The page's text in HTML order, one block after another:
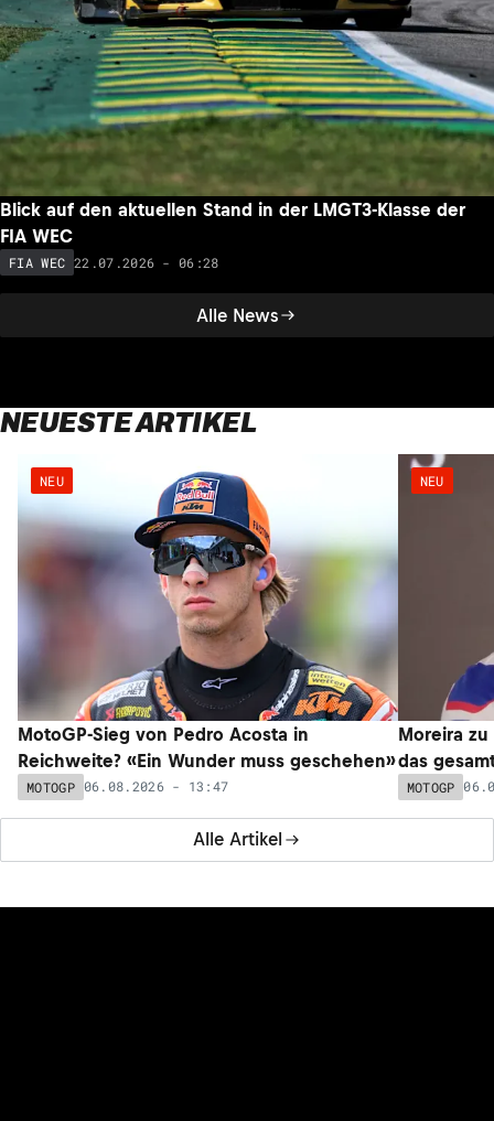
Alle News
Blick auf den aktuellen Stand in der LMGT3-Klasse der
FIA WEC
FIA WEC 22.07.2026 - 06:28
NEUESTE ARTIKEL
Alle Artikel
NEU
MotoGP-Sieg von Pedro Acosta in
Reichweite? «Ein Wunder muss geschehen»
MOTOGP 06.08.2026 - 13:47
NEU
Moreira
das
MOTOGP